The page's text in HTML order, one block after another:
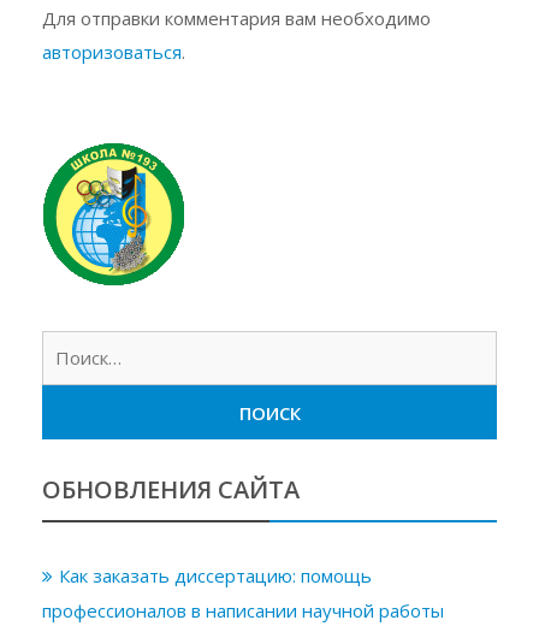
Для отправки комментария вам необходимо
авторизоваться.
ОБНОВЛЕНИЯ САЙТА
Как заказать диссертацию: помощь
профессионалов в написании научной работы